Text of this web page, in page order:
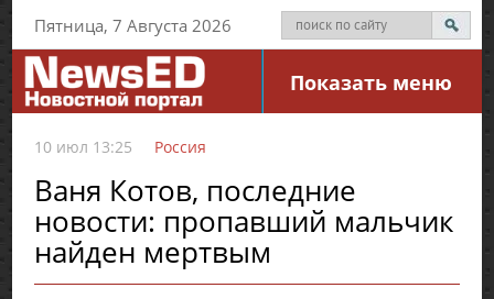
Пятница, 7 Августа 2026
Показать меню
10 июл 13:25 Россия
Ваня Котов, последние
новости: пропавший мальчик
найден мертвым